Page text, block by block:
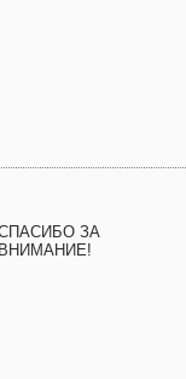
ЗА
ВНИМАНИЕ!